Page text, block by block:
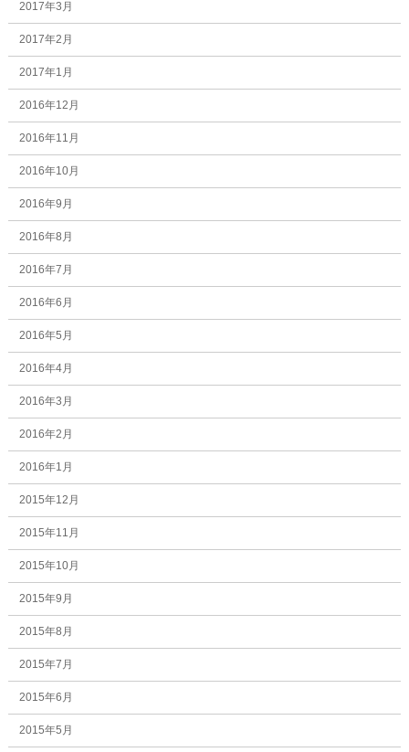
2017年3月
2017年2月
2017年1月
2016年12月
2016年11月
2016年10月
2016年9月
2016年8月
2016年7月
2016年6月
2016年5月
2016年4月
2016年3月
2016年2月
2016年1月
2015年12月
2015年11月
2015年10月
2015年9月
2015年8月
2015年7月
2015年6月
2015年5月